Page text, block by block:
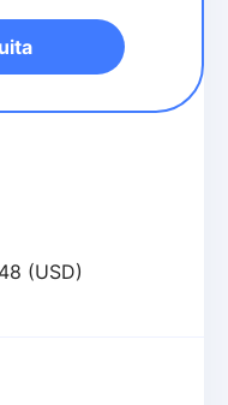
(USD)